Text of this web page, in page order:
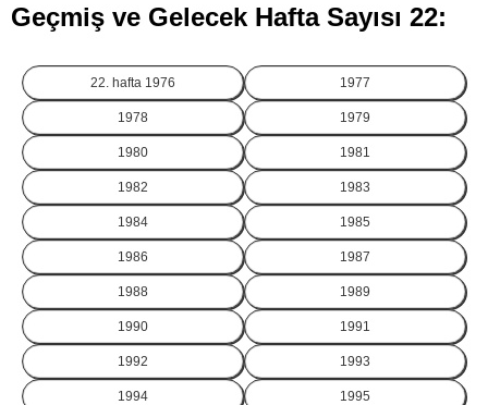
Geçmiş ve Gelecek Hafta Sayısı 22:
22. hafta 1976 1977
1978 1979
1980 1981
1982 1983
1984 1985
1986 1987
1988 1989
1990 1991
1992 1993
1994 1995